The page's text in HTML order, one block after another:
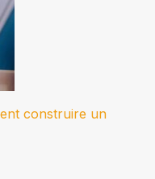
construire un